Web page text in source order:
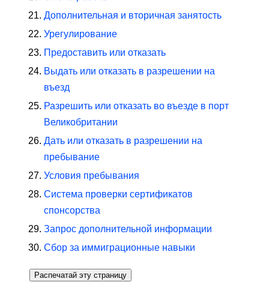
Дополнительная и вторичная занятость
Урегулирование
Предоставить или отказать
Выдать или отказать в разрешении на
въезд
Разрешить или отказать во въезде в порт
Великобритании
Дать или отказать в разрешении на
пребывание
Условия пребывания
Система проверки сертификатов
спонсорства
Запрос дополнительной информации
Сбор за иммиграционные навыки
Распечатай эту страницу